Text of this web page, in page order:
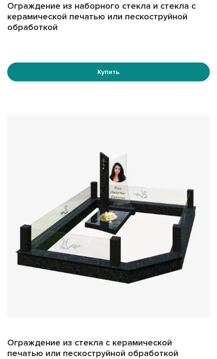
Ограждение из наборного стекла и стекла с
керамической печатью или пескоструйной
обработкой
Купить
Ограждение из стекла с керамической
печатью или пескоструйной обработкой